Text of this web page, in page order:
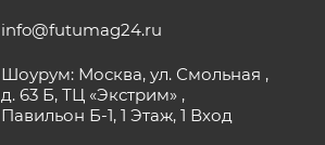
info@futumag24.ru
Шоурум: Москва, ул. Смольная ,
д. 63 Б, ТЦ «Экстрим» ,
Павильон Б-1, 1 Этаж, 1 Вход